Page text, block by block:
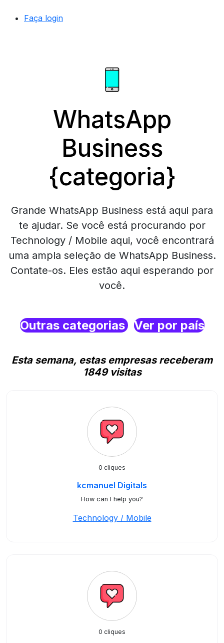
Faça login
WhatsApp
Business
{categoria}
Grande WhatsApp Business está aqui para
te ajudar. Se você está procurando por
Technology / Mobile aqui, você encontrará
uma ampla seleção de WhatsApp Business.
Contate-os. Eles estão aqui esperando por
você.
Outras categorias Ver por país
Esta semana, estas empresas receberam
1849 visitas
0 cliques
kcmanuel Digitals
How can I help you?
Technology / Mobile
0 cliques